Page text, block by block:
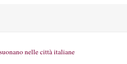
nelle città italiane